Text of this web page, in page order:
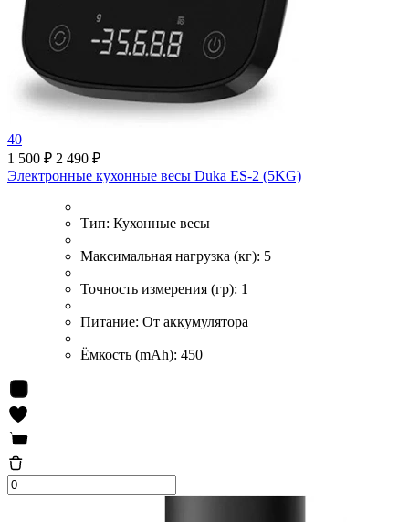
40
1 500 ₽ 2 490 ₽
Электронные кухонные весы Duka ES-2 (5KG)
Тип: Кухонные весы
Максимальная нагрузка (кг): 5
Точность измерения (гр): 1
Питание: От аккумулятора
Ёмкость (mAh): 450